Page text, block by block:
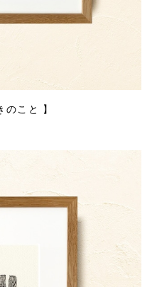
こと 】